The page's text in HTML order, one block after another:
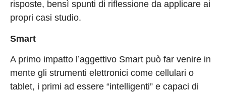
risposte, bensì spunti di riflessione da applicare ai
propri casi studio.
Smart
A primo impatto l’aggettivo Smart può far venire in
mente gli strumenti elettronici come cellulari o
tablet, i primi ad essere “intelligenti” e capaci di